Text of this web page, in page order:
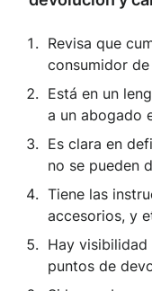
Revisa que
consumidor
Está en un
a un abogado
Es clara en
no se pueden
Tiene las
accesorios, y
Hay
puntos de